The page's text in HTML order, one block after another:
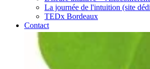
La journée de l'intuition (site
TEDx Bordeaux
Contact